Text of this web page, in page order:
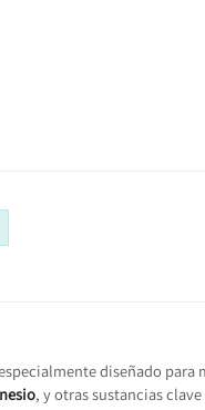
diseñado para
, y otras sustancias